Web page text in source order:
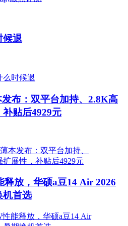
候退
布：双平台加持、2.8K高
贴后4929元
释放，华硕a豆14 Air 2026
机首选